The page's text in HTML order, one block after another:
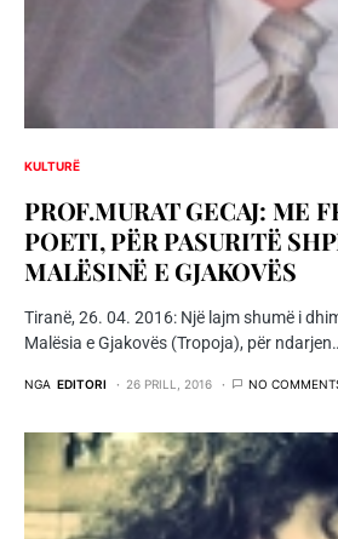
KULTURË
PROF.MURAT GECAJ: ME
POETI, PËR PASURITË
MALËSINË E GJAKOVËS
Tiranë, 26. 04. 2016: Një lajm shumë i
Malësia e Gjakovës (Tropoja), për
NGA EDITORI 26 PRILL, 2016 NO